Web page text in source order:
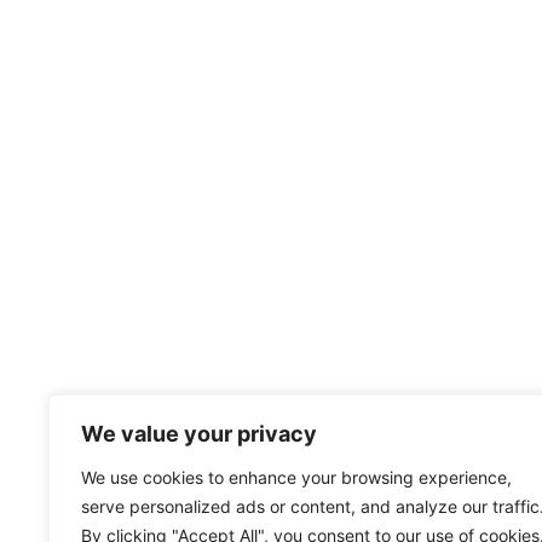
We value your privacy
We use cookies to enhance your browsing experience,
serve personalized ads or content, and analyze our
By clicking "Accept All", you consent to our use of